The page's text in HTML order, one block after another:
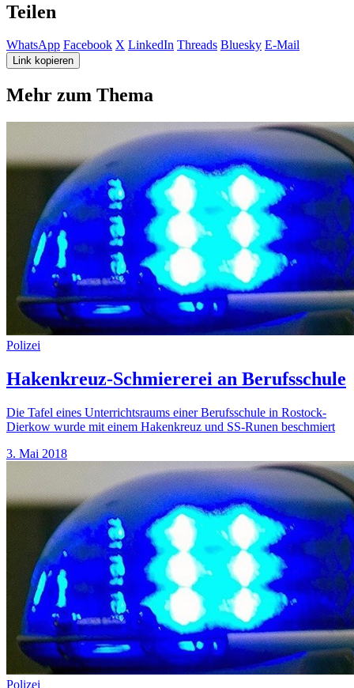
Teilen
WhatsApp Facebook X LinkedIn Threads Bluesky E-Mail
Link kopieren
Mehr zum Thema
Polizei
Hakenkreuz-Schmiererei an Berufsschule
Die Tafel eines Unterrichtsraums einer Berufsschule in Rostock-
Dierkow wurde mit einem Hakenkreuz und SS-Runen beschmiert
3. Mai 2018
Polizei